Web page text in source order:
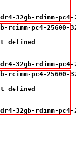
32gb-rdimm-
pc4-25600-
defined
32gb-rdimm-
pc4-25600-
defined
32gb-rdimm-